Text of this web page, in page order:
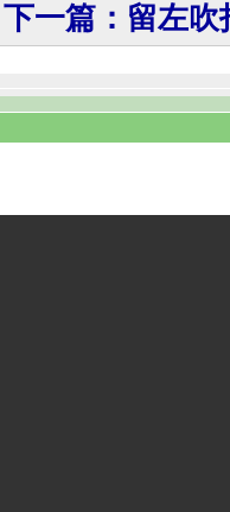
下一篇：留左吹